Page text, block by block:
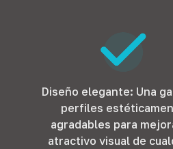
Diseño elegante: Una
perfiles
agradables para
atractivo visual de